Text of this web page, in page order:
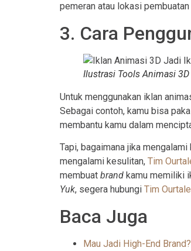
pemeran atau lokasi pembuatan
3. Cara
Ilustrasi Tools Animasi 3D
Untuk menggunakan iklan
Sebagai contoh, kamu bisa
membantu kamu dalam
Tapi, bagaimana jika
mengalami kesulitan, Tim
membuat brand kamu memiliki
Yuk, segera hubungi Tim Ourtale
Baca Juga
Mau Jadi High-End